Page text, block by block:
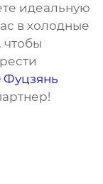
идеальную
в холодные